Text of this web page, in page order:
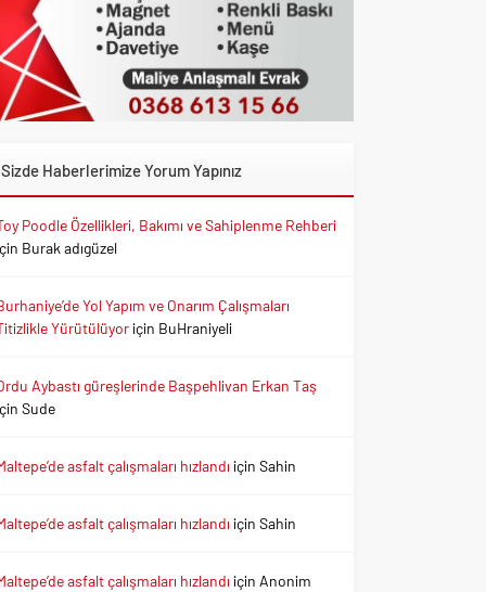
Sizde Haberlerimize Yorum Yapınız
Poodle Özellikleri, Bakımı ve Sahiplenme Rehberi
Burak adıgüzel
Yol Yapım ve Onarım Çalışmaları
Yürütülüyoriçin BuHraniyeli
Aybastı güreşlerinde Başpehlivan Erkan Taş
Sude
asfalt çalışmaları hızlandı içinSahin
asfalt çalışmaları hızlandı içinSahin
asfalt çalışmaları hızlandı için Anonim